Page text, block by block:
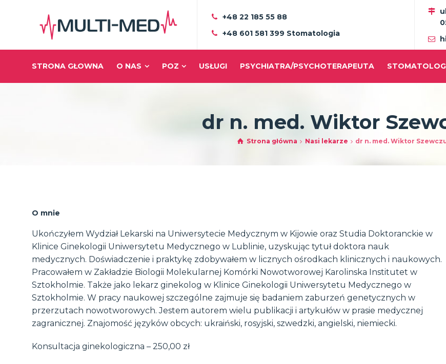
+48 22 185 55 88
+48 601 581 399 Stomatologia
STRONA GŁOWNA O NAS POZ USŁUGI PSYCHIATRA/PSYCHOTERAPEUTA
dr n. med. Wiktor
Strona główna Nasi lekarze dr n. med. Wiktor
O mnie
Ukończyłem Wydział Lekarski na Uniwersytecie Medycznym w Kijowie oraz Studia Doktoranckie w
Klinice Ginekologii Uniwersytetu Medycznego w Lublinie, uzyskując tytuł doktora nauk
medycznych. Doświadczenie i praktykę zdobywałem w licznych ośrodkach klinicznych i naukowych.
Pracowałem w Zakładzie Biologii Molekularnej Komórki Nowotworowej Karolinska Institutet w
Sztokholmie. Także jako lekarz ginekolog w Klinice Ginekologii Uniwersytetu Medycznego w
Sztokholmie. W pracy naukowej szczególne zajmuje się badaniem zaburzeń genetycznych w
przerzutach nowotworowych. Jestem autorem wielu publikacji i artykułów w prasie medycznej
zagranicznej. Znajomość języków obcych: ukraiński, rosyjski, szwedzki, angielski, niemiecki.
Konsultacja ginekologiczna – 250,00 zł